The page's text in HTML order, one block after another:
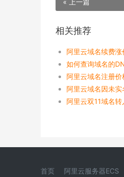
« 上一篇
相关推荐
阿里云域名续费
如何查询域名的
阿里云域名注册价
阿里云域名因未
首页 阿里云服务器ECS